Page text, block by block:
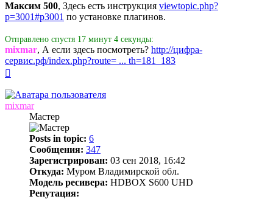
Максим 500, Здесь есть инструкция viewtopic.php?
p=3001#p3001 по установке плагинов.
Отправлено спустя 17 минут 4 секунды:
mixmar, А если здесь посмотреть? http://цифра-
сервис.рф/index.php?route= ... th=181_183
началу
mixmar
Мастер
Posts in topic: 6
Сообщения: 347
Зарегистрирован: 03 сен 2018, 16:42
Откуда: Муром Владимирской обл.
Модель ресивера: HDBOX S600 UHD
Репутация: